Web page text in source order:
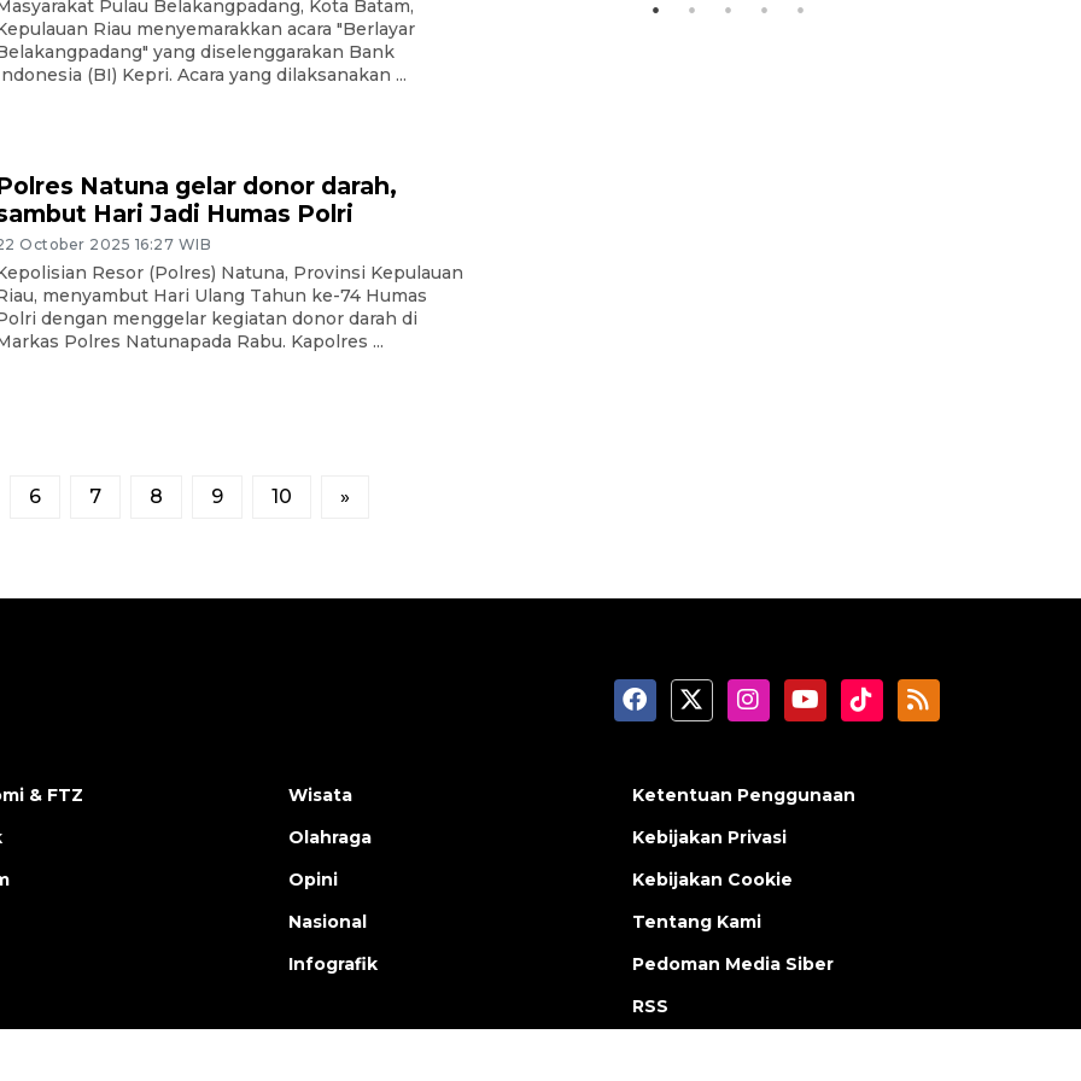
Pulau Belakangpadang, Kota Batam,
Riau menyemarakkan acara "Berlayar
yang diselenggarakan Bank
(BI) Kepri. Acara yang dilaksanakan ...
Natuna gelar donor darah,
Hari Jadi Humas Polri
October 2025 16:27 WIB
Resor (Polres) Natuna, Provinsi Kepulauan
menyambut Hari Ulang Tahun ke-74 Humas
dengan menggelar kegiatan donor darah di
Polres Natunapada Rabu. Kapolres ...
6 7 8 9 10 »
& FTZ
Wisata
Olahraga
Opini
Nasional
Infografik
Ketentuan Penggunaan
Kebijakan Privasi
Kebijakan Cookie
Tentang Kami
Pedoman Media Siber
RSS